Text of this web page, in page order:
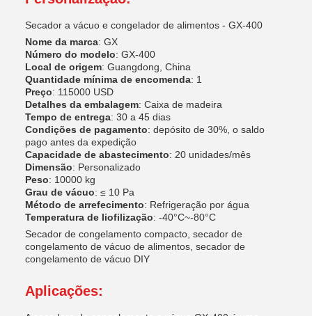
Secador a vácuo e congelador de alimentos - GX-400
Nome da marca: GX
Número do modelo: GX-400
Local de origem: Guangdong, China
Quantidade mínima de encomenda: 1
Preço: 115000 USD
Detalhes da embalagem: Caixa de madeira
Tempo de entrega: 30 a 45 dias
Condições de pagamento: depósito de 30%, o saldo
pago antes da expedição
Capacidade de abastecimento: 20 unidades/mês
Dimensão: Personalizado
Peso: 10000 kg
Grau de vácuo: ≤ 10 Pa
Método de arrefecimento: Refrigeração por água
Temperatura de liofilização: -40°C~-80°C
Secador de congelamento compacto, secador de
congelamento de vácuo de alimentos, secador de
congelamento de vácuo DIY
Aplicações: